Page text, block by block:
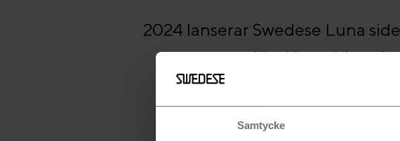
Samtycke
2024 lanserar Swedese Luna
där vi även hittar